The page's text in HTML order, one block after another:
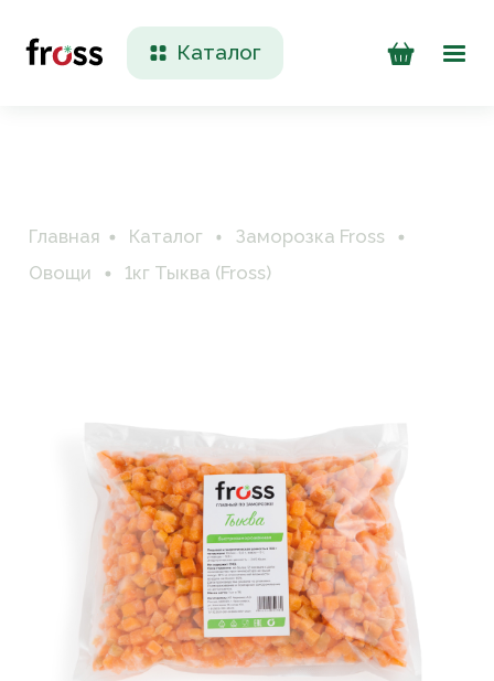
Каталог
Главная Каталог
Заморозка Fross
Овощи
1кг Тыква (Fross)